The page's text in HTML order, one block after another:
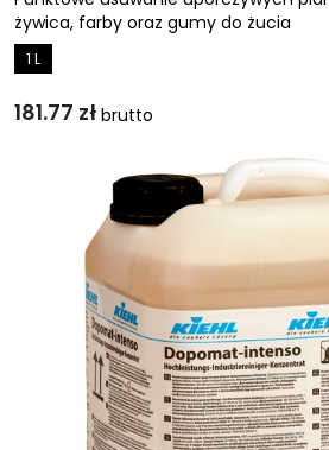
żywica, farby oraz gumy do żucia
1 L
181.77 zł brutto
ma
Opcje
można
na
stronie